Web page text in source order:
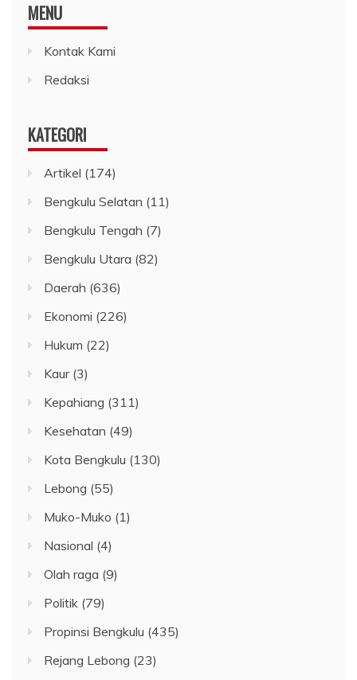
MENU
Kontak Kami
Redaksi
KATEGORI
Artikel (174)
Bengkulu Selatan (11)
Bengkulu Tengah (7)
Bengkulu Utara (82)
Daerah (636)
Ekonomi (226)
Hukum (22)
Kaur(3)
Kepahiang (311)
Kesehatan (49)
Kota Bengkulu (130)
Lebong (55)
Muko-Muko (1)
Nasional (4)
Olah raga (9)
Politik (79)
Propinsi Bengkulu (435)
Rejang Lebong (23)